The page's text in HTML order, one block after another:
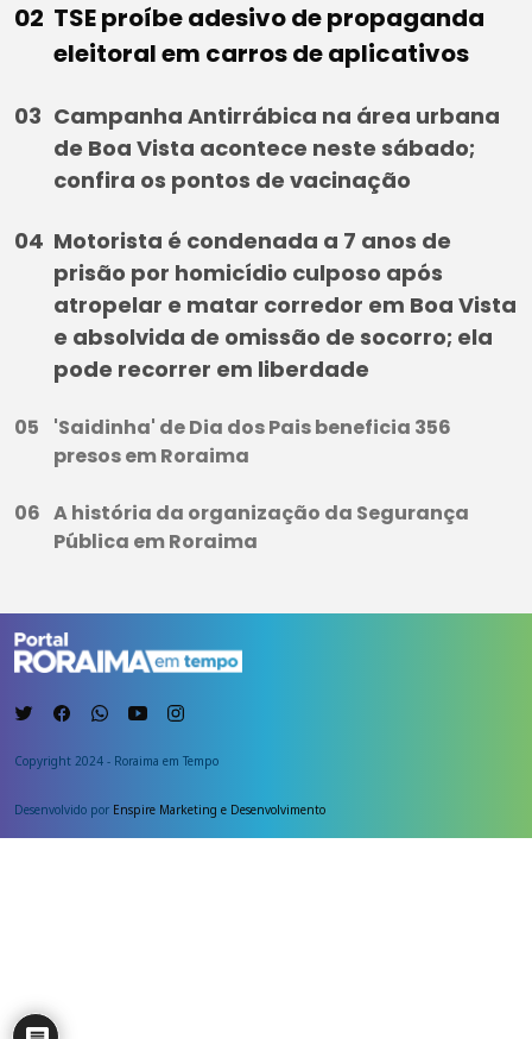
TSE proíbe adesivo de propaganda
eleitoral em carros de aplicativos
Campanha Antirrábica na área urbana
de Boa Vista acontece neste sábado;
confira os pontos de vacinação
Motorista é condenada a 7 anos de
prisão por homicídio culposo após
atropelar e matar corredor em Boa Vista
e absolvida de omissão de socorro; ela
pode recorrer em liberdade
'Saidinha' de Dia dos Pais beneficia 356
presos em Roraima
A história da organização da Segurança
Pública em Roraima
Copyright 2024 - Roraima em Tempo
Desenvolvido por Enspire Marketing e Desenvolvimento